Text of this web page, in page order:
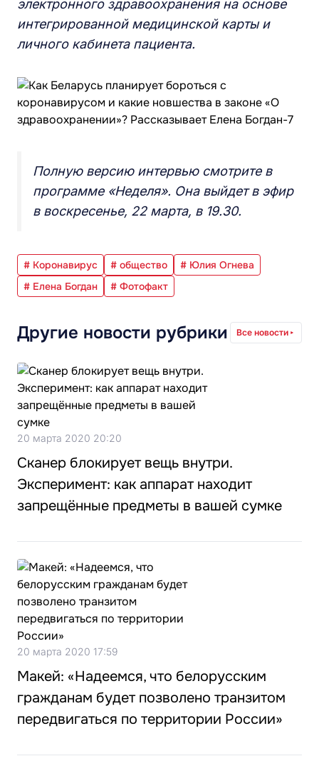
электронного здравоохранения на основе
интегрированной медицинской карты и
личного кабинета пациента.
Полную версию интервью смотрите в
программе «Неделя». Она выйдет в эфир
в воскресенье, 22 марта, в 19.30.
# Коронавирус # общество
# Юлия Огнева
# Елена Богдан
# Фотофакт
Другие новости рубрики Все новости
20 марта 2020 20:20
Сканер блокирует вещь внутри.
Эксперимент: как аппарат находит
запрещённые предметы в вашей сумке
20 марта 2020 17:59
Макей: «Надеемся, что белорусским
гражданам будет позволено транзитом
передвигаться по территории России»